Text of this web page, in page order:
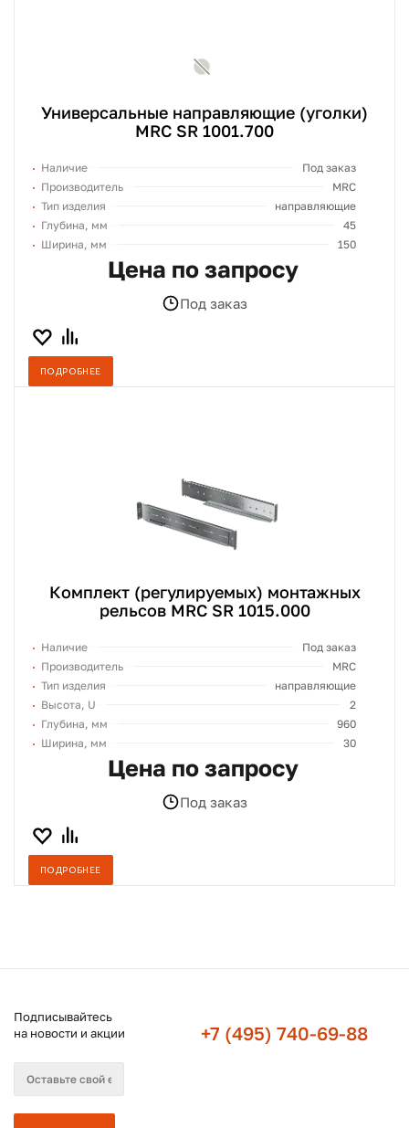
Универсальные направляющие (уголки)
MRC SR 1001.700
Наличие
Под заказ
Производитель
MRC
Тип изделия
направляющие
Глубина, мм
45
Ширина, мм
150
Цена по запросу
Под заказ
ПОДРОБНЕЕ
Комплект (регулируемых) монтажных
рельсов MRC SR 1015.000
Наличие
Под заказ
Производитель
MRC
Тип изделия
направляющие
Высота, U
2
Глубина, мм
960
Ширина, мм
30
Цена по запросу
Под заказ
ПОДРОБНЕЕ
Подписывайтесь
на новости и акции
+7 (495) 740-69-88